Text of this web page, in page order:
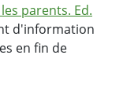
parents. Ed.
d'information
en fin de